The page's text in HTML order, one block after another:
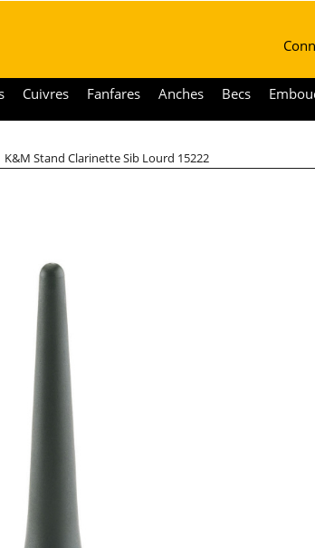
Cuivres Fanfares Anches Becs
K&M Stand Clarinette Sib Lourd 15222